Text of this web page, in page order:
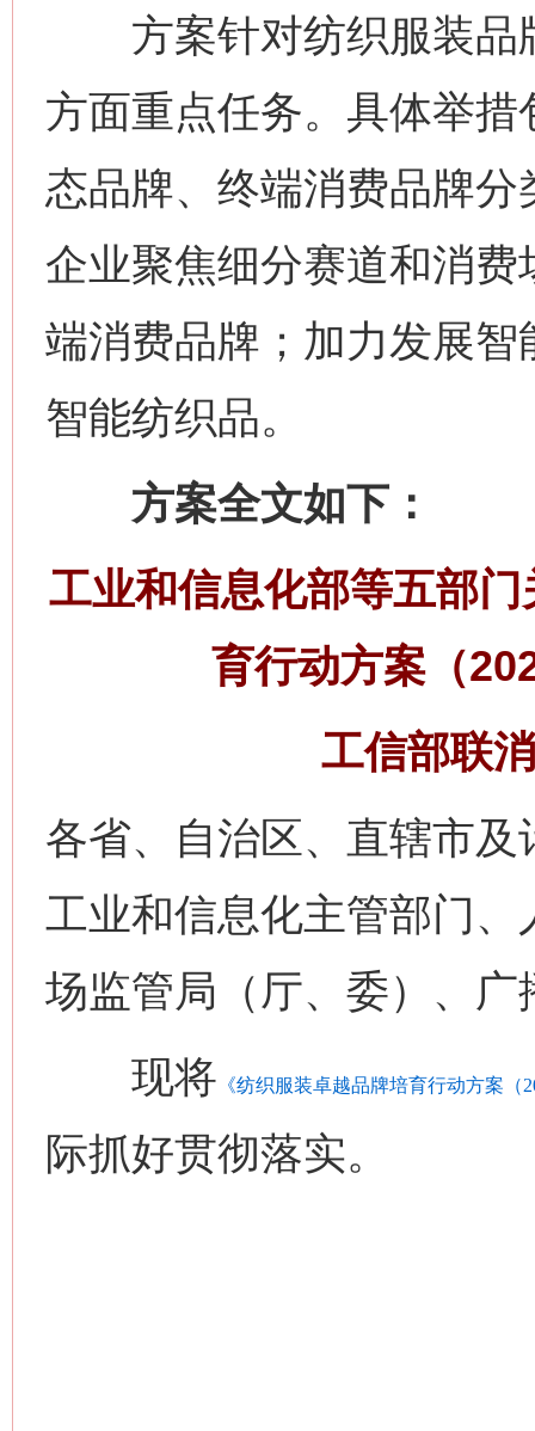
方案针对纺织服装品
方面重点任务。具体举
态品牌、终端消费品牌
企业聚焦细分赛道和消
端消费品牌；加力发展
智能纺织品。
方案全文如下：
工业和信息化部等五部
育行动方案（
工信部联
各省、自治区、直辖市
工业和信息化主管部门
场监管局（厅、委）、
现将 《纺织服装卓越品牌培育行动方案（
际抓好贯彻落实。